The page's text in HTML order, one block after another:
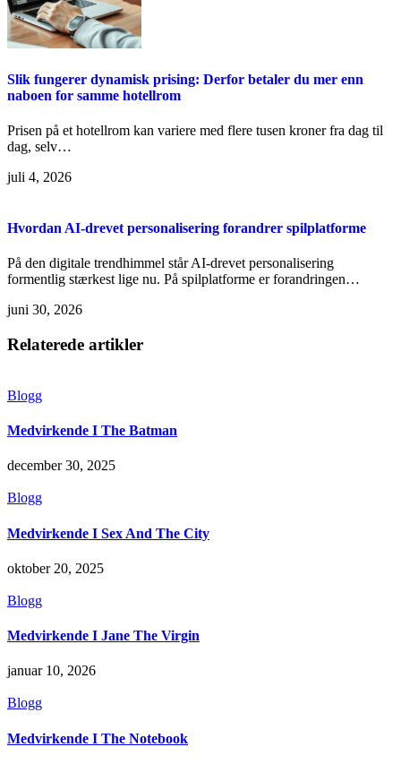
Slik fungerer dynamisk prising: Derfor betaler du mer enn
naboen for samme hotellrom
Prisen på et hotellrom kan variere med flere tusen kroner fra dag til
dag, selv…
juli 4, 2026
Hvordan AI-drevet personalisering forandrer spilplatforme
På den digitale trendhimmel står AI-drevet personalisering
formentlig stærkest lige nu. På spilplatforme er forandringen…
juni 30, 2026
Relaterede artikler
Blogg
Medvirkende I The Batman
december 30, 2025
Blogg
Medvirkende I Sex And The City
oktober 20, 2025
Blogg
Medvirkende I Jane The Virgin
januar 10, 2026
Blogg
Medvirkende I The Notebook